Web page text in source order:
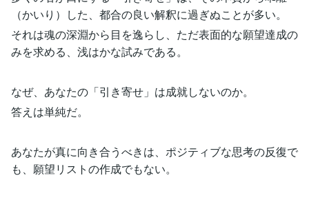
（かいり）した、都合の良い解釈に過ぎぬことが多い。
それは魂の深淵から目を逸らし、ただ表面的な願望達成の
みを求める、浅はかな試みである。
なぜ、あなたの「引き寄せ」は成就しないのか。
答えは単純だ。
あなたが真に向き合うべきは、ポジティブな思考の反復で
も、願望リストの作成でもない。